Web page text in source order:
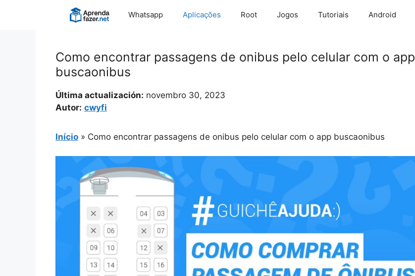
Whatsapp Aplicações Root Jogos Tutoriais Android
Como encontrar passagens de onibus pelo celular com o app
buscaonibus
Última actualización: novembro 30, 2023
Autor: cwyfi
Início » Como encontrar passagens de onibus pelo celular com o app buscaonibus